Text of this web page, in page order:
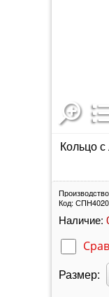
Кольцо
Код: СПН4020
Наличие:
Размер: